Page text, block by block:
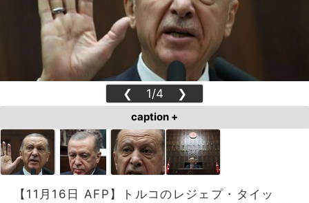
❮ 1/4 ❯
caption +
【11月16日 AFP】トルコのレジェプ・タイッ